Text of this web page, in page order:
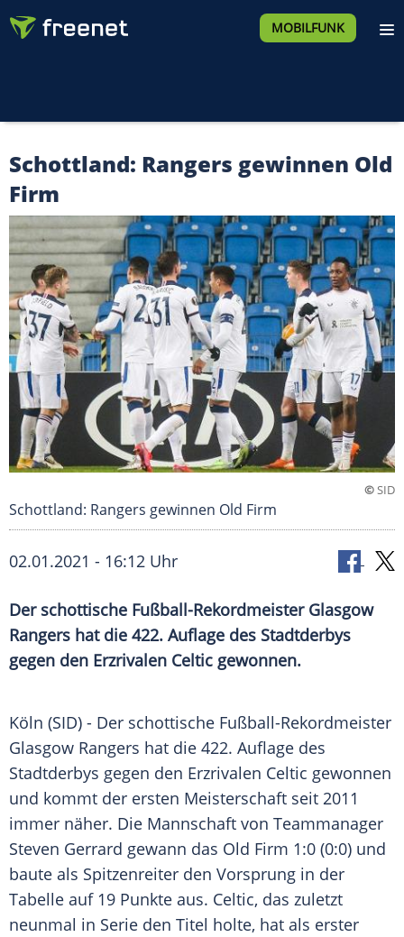
MOBILFUNK
Schottland: Rangers gewinnen Old
Firm
©SID
Schottland: Rangers gewinnen Old Firm
02.01.2021 - 16:12 Uhr
Der schottische Fußball-Rekordmeister Glasgow
Rangers hat die 422. Auflage des Stadtderbys
gegen den Erzrivalen Celtic gewonnen.
Köln (SID) - Der schottische Fußball-Rekordmeister
Glasgow Rangers hat die 422. Auflage des
Stadtderbys gegen den Erzrivalen Celtic gewonnen
und kommt der ersten Meisterschaft seit 2011
immer näher. Die Mannschaft von Teammanager
Steven Gerrard gewann das Old Firm 1:0 (0:0) und
baute als Spitzenreiter den Vorsprung in der
Tabelle auf 19 Punkte aus. Celtic, das zuletzt
neunmal in Serie den Titel holte, hat als erster